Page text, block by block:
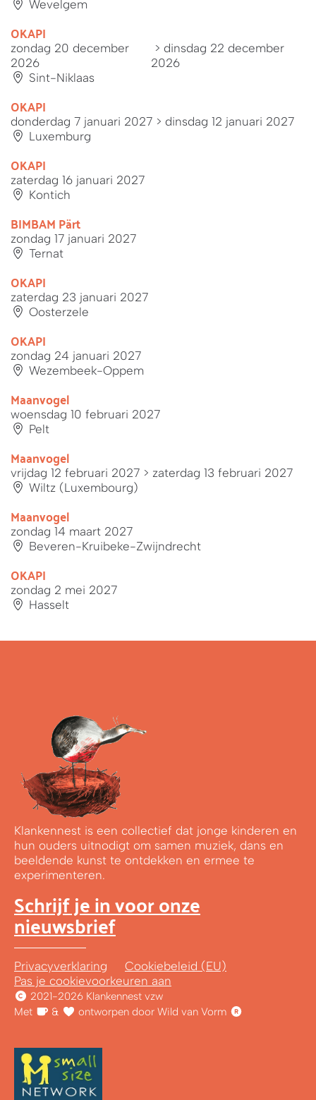
Wevelgem
OKAPI
zondag 20 december
2026
> dinsdag 22 december
2026
Sint-Niklaas
OKAPI
donderdag 7 januari 2027 > dinsdag 12 januari 2027
Luxemburg
OKAPI
zaterdag 16 januari 2027
Kontich
BIMBAM Pärt
zondag 17 januari 2027
Ternat
OKAPI
zaterdag 23 januari 2027
Oosterzele
OKAPI
zondag 24 januari 2027
Wezembeek-Oppem
Maanvogel
woensdag 10 februari 2027
Pelt
Maanvogel
vrijdag 12 februari 2027 > zaterdag 13 februari 2027
Wiltz (Luxembourg)
Maanvogel
zondag 14 maart 2027
Beveren-Kruibeke-Zwijndrecht
OKAPI
zondag 2 mei 2027
Hasselt
Klankennest is een collectief dat jonge kinderen en
hun ouders uitnodigt om samen muziek, dans en
beeldende kunst te ontdekken en ermee te
experimenteren.
Schrijf je in voor onze
nieuwsbrief
Privacyverklaring
Cookiebeleid (EU)
Pas je cookievoorkeuren aan
2021-2026 Klankennest vzw
Met
& ontworpen door Wild van Vorm